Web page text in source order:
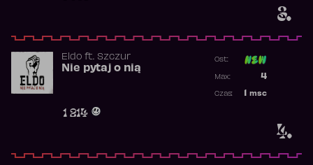
3.
4.
Eldoft. Szczur
Nie pytaj o nią
1 214
Ost:
4
Max:
msc
Czas: